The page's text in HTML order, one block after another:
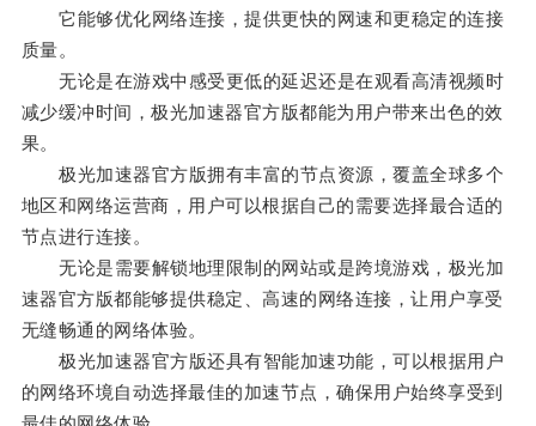
它能够优化网络连接，提供更快的网速和更稳定的连接
质量。
无论是在游戏中感受更低的延迟还是在观看高清视频时
减少缓冲时间，极光加速器官方版都能为用户带来出色的效
果。
极光加速器官方版拥有丰富的节点资源，覆盖全球多个
地区和网络运营商，用户可以根据自己的需要选择最合适的
节点进行连接。
无论是需要解锁地理限制的网站或是跨境游戏，极光加
速器官方版都能够提供稳定、高速的网络连接，让用户享受
无缝畅通的网络体验。
极光加速器官方版还具有智能加速功能，可以根据用户
的网络环境自动选择最佳的加速节点，确保用户始终享受到